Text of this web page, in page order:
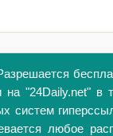
"24Daily.net" в
систем
любое